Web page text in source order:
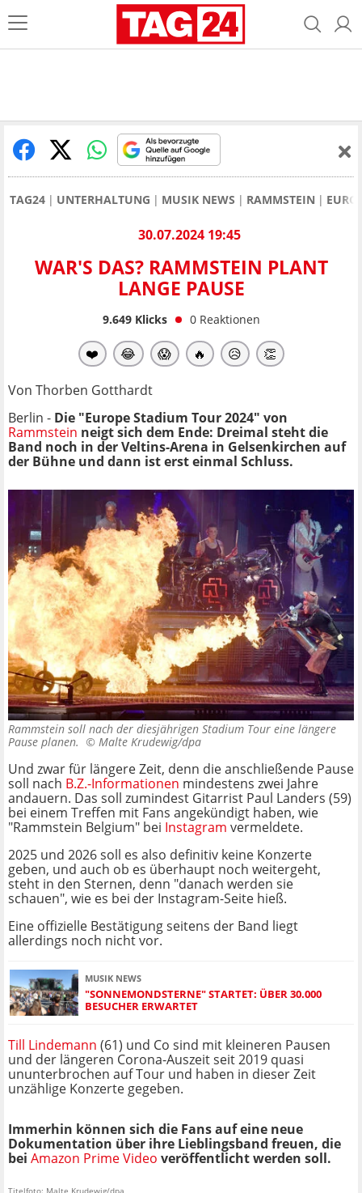
TAG24 UNTERHALTUNG MUSIK NEWS RAMMSTEIN
30.07.2024 19:45
WAR'S DAS? RAMMSTEIN PLANT
LANGE PAUSE
9.649Klicks 0 Reaktionen
❤️ 😂 😱 🔥 😥 👏
Von Thorben Gotthardt
Berlin - Die "Europe Stadium Tour 2024" von
Rammstein neigt sich dem Ende: Dreimal steht die
Band noch in der Veltins-Arena in Gelsenkirchen auf
der Bühne und dann ist erst einmal Schluss.
Rammstein soll nach der diesjährigen Stadium Tour eine längere
Pause planen. © Malte Krudewig/dpa
Und zwar für längere Zeit, denn die anschließende Pause
soll nach B.Z.-Informationen mindestens zwei Jahre
andauern. Das soll zumindest Gitarrist Paul Landers (59)
bei einem Treffen mit Fans angekündigt haben, wie
"Rammstein Belgium" bei Instagram vermeldete.
2025 und 2026 soll es also definitiv keine Konzerte
geben, und auch ob es überhaupt noch weitergeht,
steht in den Sternen, denn "danach werden sie
schauen", wie es bei der Instagram-Seite hieß.
Eine offizielle Bestätigung seitens der Band liegt
allerdings noch nicht vor.
MUSIK NEWS
"SONNEMONDSTERNE" STARTET: ÜBER 30.000
BESUCHER ERWARTET
Till Lindemann (61) und Co sind mit kleineren Pausen
und der längeren Corona-Auszeit seit 2019 quasi
ununterbrochen auf Tour und haben in dieser Zeit
unzählige Konzerte gegeben.
Immerhin können sich die Fans auf eine neue
Dokumentation über ihre Lieblingsband freuen, die
bei Amazon Prime Video veröffentlicht werden soll.
Titelfoto: Malte Krudewig/dpa